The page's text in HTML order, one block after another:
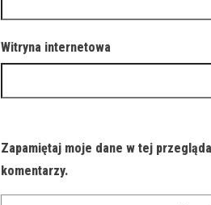
Witryna internetowa
Zapamiętaj moje dane w tej
komentarzy.